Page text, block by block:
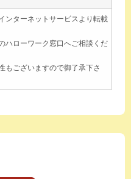
ンターネットサービスより転載
ハローワーク窓口へご相談くだ
もございますので御了承下さ